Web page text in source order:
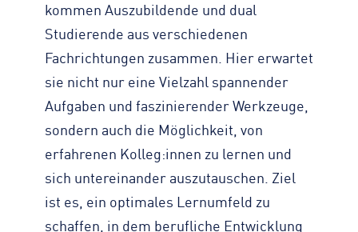
kommen Auszubildende und dual
Studierende aus verschiedenen
Fachrichtungen zusammen. Hier erwartet
sie nicht nur eine Vielzahl spannender
Aufgaben und faszinierender Werkzeuge,
sondern auch die Möglichkeit, von
erfahrenen Kolleg:innen zu lernen und
sich untereinander auszutauschen. Ziel
ist es, ein optimales Lernumfeld zu
schaffen, in dem berufliche Entwicklung